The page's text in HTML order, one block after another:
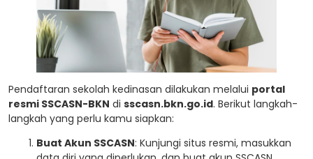
Pendaftaran sekolah kedinasan dilakukan melalui portal
resmi SSCASN-BKN di sscasn.bkn.go.id. Berikut langkah-
langkah yang perlu kamu siapkan:
Buat Akun SSCASN: Kunjungi situs resmi, masukkan